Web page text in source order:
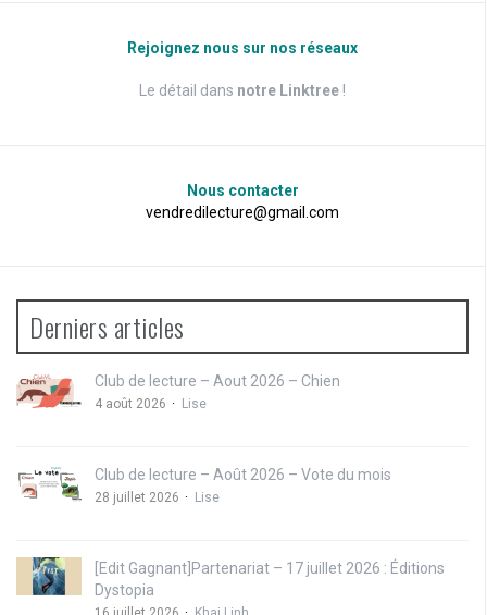
Rejoignez nous sur nos réseaux
Le détail dans notre Linktree !
Nous contacter
vendredilecture@gmail.com
Derniers articles
Club de lecture – Aout 2026 – Chien
4 août 2026 Lise
Club de lecture – Août 2026 – Vote du mois
28 juillet 2026 Lise
[Edit Gagnant]Partenariat – 17 juillet 2026 : Éditions
Dystopia